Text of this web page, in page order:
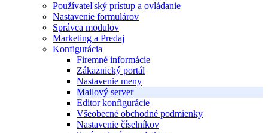
Používateľský prístup a ovládanie
Nastavenie formulárov
Správca modulov
Marketing a Predaj
Konfigurácia
Firemné informácie
Zákaznický portál
Nastavenie meny
Mailový server
Editor konfigurácie
Všeobecné obchodné podmienky
Nastavenie číselníkov